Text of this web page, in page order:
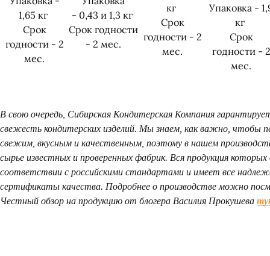
1,65 кг
Срок
годности - 2
мес.
- 0,43 и 1,3 кг
Срок годности
- 2 мес.
кг
Срок
годности - 2
мес.
Упаковка -
кг
Срок
годности - 2
мес.
В свою очередь, Сибирская Кондитерская Компания
свежесть кондитерских изделий. Мы знаем, как важно, чтобы
свежим, вкусным и качественным, поэтому в нашем
сырье известных и проверенных фабрик. Вся продукция которых
соответствии с российскими стандартами и имеет все
сертификаты качества. Подробнее о производстве можно
Честный обзор на продукцию от блогера Василия Прокушева
Согласен с политикой обработки
персональных данных